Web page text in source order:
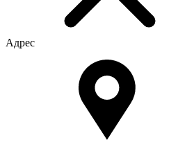
Адрес